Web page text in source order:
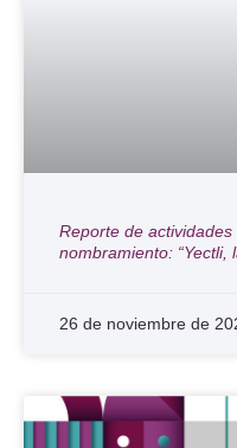
Reporte de
nombramiento: “Yectli,
26 de noviembre de